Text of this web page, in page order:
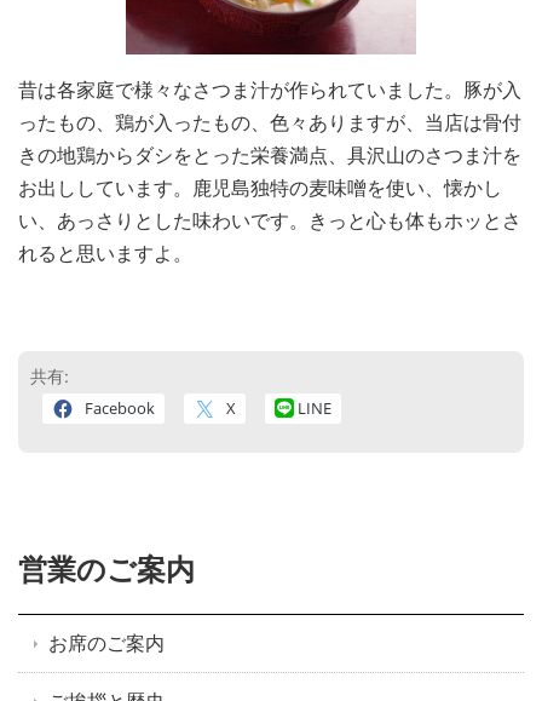
昔は各家庭で様々なさつま汁が作られていました。豚が入
ったもの、鶏が入ったもの、色々ありますが、当店は骨付
きの地鶏からダシをとった栄養満点、具沢山のさつま汁を
お出ししています。鹿児島独特の麦味噌を使い、懐かし
い、あっさりとした味わいです。きっと心も体もホッとさ
れると思いますよ。
共有:
Facebook X LINE
営業のご案内
お席のご案内